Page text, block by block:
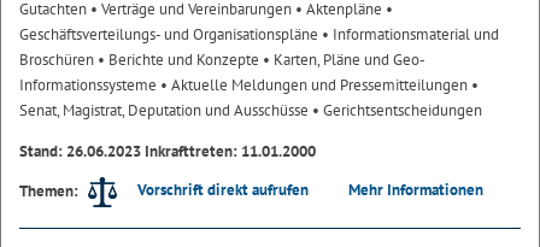
Gutachten • Verträge und Vereinbarungen • Aktenpläne •
Geschäftsverteilungs- und Organisationspläne • Informationsmaterial und
Broschüren • Berichte und Konzepte • Karten, Pläne und Geo-
Informationssysteme • Aktuelle Meldungen und Pressemitteilungen •
Senat, Magistrat, Deputation und Ausschüsse • Gerichtsentscheidungen
Stand: 26.06.2023 Inkrafttreten: 11.01.2000
Themen:
Vorschrift direkt aufrufen Mehr Informationen